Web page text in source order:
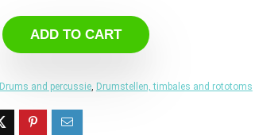
ADD TO CART
Drums and percussie, Drumstellen, timbales and rototoms